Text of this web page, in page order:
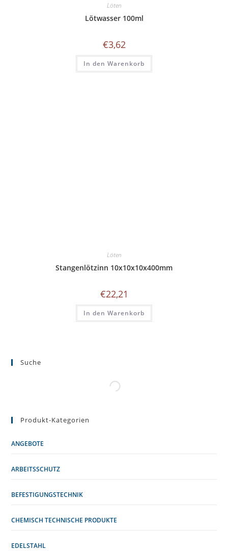
Löten
Lötwasser 100ml
€3,62
In den Warenkorb
Löten
Stangenlötzinn 10x10x10x400mm
€22,21
In den Warenkorb
Suche
Produkt-Kategorien
ANGEBOTE
ARBEITSSCHUTZ
BEFESTIGUNGSTECHNIK
CHEMISCH TECHNISCHE PRODUKTE
EDELSTAHL